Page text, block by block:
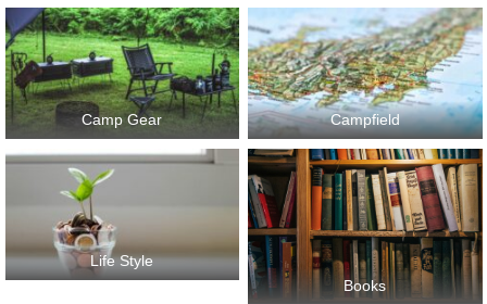
Camp Gear Campfield
Life Style
Books